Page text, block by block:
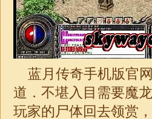
蓝月传奇手机版官
道．不堪入目需要魔
玩家的尸体回去领赏